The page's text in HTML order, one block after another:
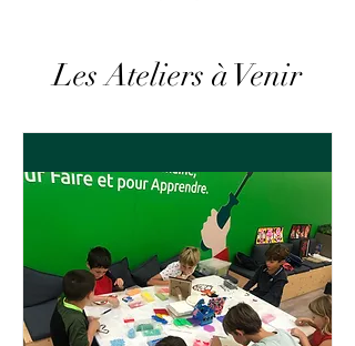
Les Ateliers à Venir